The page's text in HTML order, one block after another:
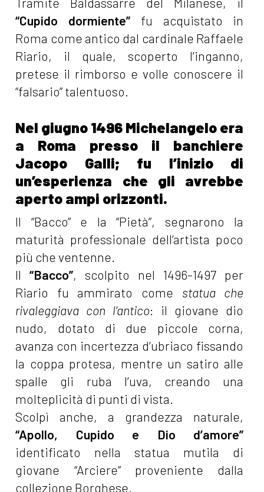
“Cupido dormiente”fu acquistato in
Roma come antico dal cardinale Raffaele
Riario, il quale, scoperto l’inganno,
pretese il rimborso e volle conoscere il
“falsario” talentuoso.
Nel giugno 1496 Michelangelo era
a Roma presso il banchiere
Jacopo Galli; fu l’inizio di
un’esperienza che gli avrebbe
aperto ampi orizzonti.
Il “Bacco” e la “Pietà”, segnarono la
maturità professionale dell’artista poco
più che ventenne.
Il“Bacco”, scolpito nel 1496-1497 per
Riario fu ammirato come statua che
rivaleggiava con l’antico: il giovane dio
nudo, dotato di due piccole corna,
avanza con incertezza d’ubriaco fissando
la coppa protesa, mentre un satiro alle
spalle gli ruba l’uva, creando una
molteplicità di punti di vista.
Scolpì anche, a grandezza naturale,
“Apollo, Cupido e Dio d’amore”
identificato nella statua mutila di
giovane “Arciere” proveniente dalla
collezione Borghese.